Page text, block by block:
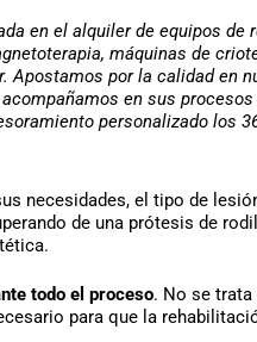
en el alquiler de equipos
máquinas de
por la calidad en
en sus
personalizado los
necesidades, el tipo de
de una prótesis de
todo el proceso. No se
para que la